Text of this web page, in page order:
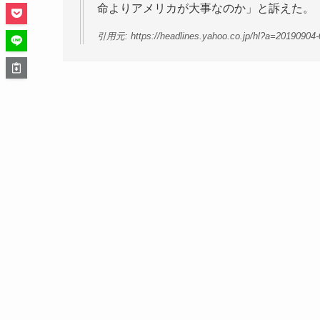
命よりアメリカが大事なのか」と訴えた。
引用元: https://headlines.yahoo.co.jp/